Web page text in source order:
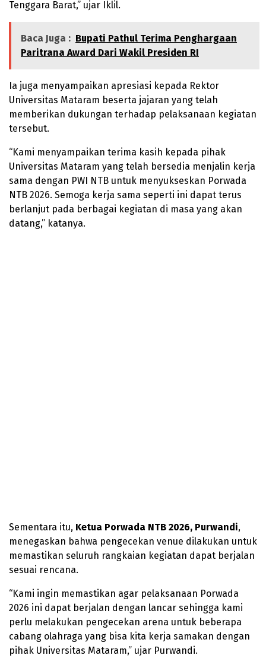
Tenggara Barat,” ujar Iklil.
Baca Juga : Bupati Pathul Terima Penghargaan
Paritrana Award Dari Wakil Presiden RI
Ia juga menyampaikan apresiasi kepada Rektor
Universitas Mataram beserta jajaran yang telah
memberikan dukungan terhadap pelaksanaan kegiatan
tersebut.
“Kami menyampaikan terima kasih kepada pihak
Universitas Mataram yang telah bersedia menjalin kerja
sama dengan PWI NTB untuk menyukseskan Porwada
NTB 2026. Semoga kerja sama seperti ini dapat terus
berlanjut pada berbagai kegiatan di masa yang akan
datang,” katanya.
Sementara itu, Ketua Porwada NTB 2026, Purwandi,
menegaskan bahwa pengecekan venue dilakukan untuk
memastikan seluruh rangkaian kegiatan dapat berjalan
sesuai rencana.
“Kami ingin memastikan agar pelaksanaan Porwada
2026 ini dapat berjalan dengan lancar sehingga kami
perlu melakukan pengecekan arena untuk beberapa
cabang olahraga yang bisa kita kerja samakan dengan
pihak Universitas Mataram,” ujar Purwandi.